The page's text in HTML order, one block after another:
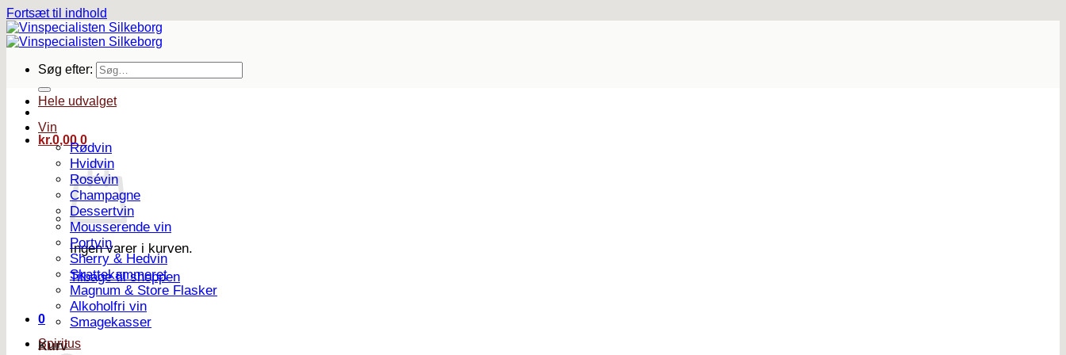
Fortsæt til indhold
Søg efter:
kr.0,00 0
Ingen varer i kurven.
Tilbage til shoppen
0
Kurv
Hele udvalget
Vin
Rødvin
Hvidvin
Rosévin
Champagne
Dessertvin
Mousserende vin
Portvin
Sherry & Hedvin
Skattekammeret
Magnum & Store Flasker
Alkoholfri vin
Smagekasser
Spiritus